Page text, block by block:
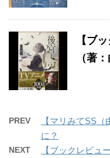
【ブ
（著
PREV
【マリみてSS
に？
NEXT
【ブックレビュ